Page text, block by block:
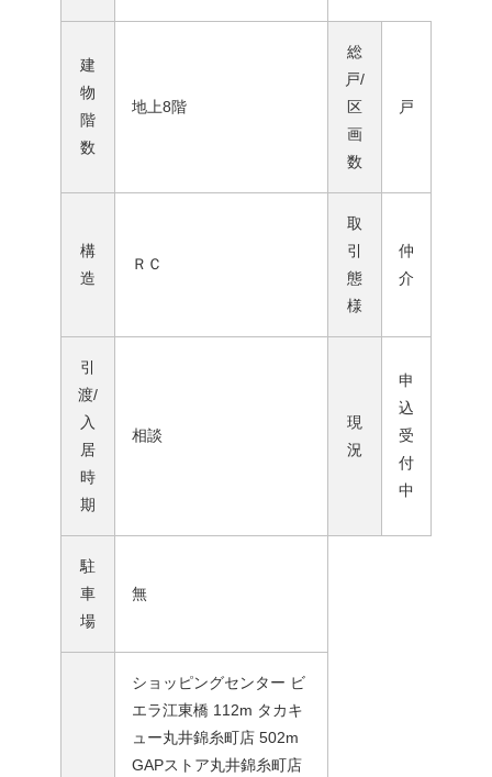
建
物
階
数
地上8階
総
戸/
区
画
数
戸
構
造
ＲＣ
取
引
態
様
仲
介
引
渡/
入
居
時
期
相談
現
況
申
込
受
付
中
駐
車
場
無
ショッピングセンター ビ
エラ江東橋 112m タカキ
ュー丸井錦糸町店 502m
GAPストア丸井錦糸町店